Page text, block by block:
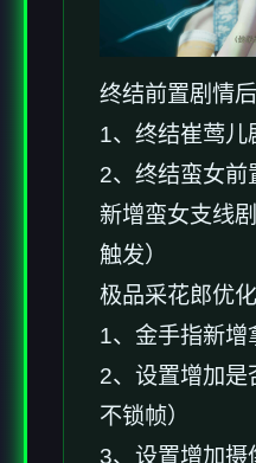
终结前置剧情后
1、终结崔莺儿
2、终结蛮女前
新增蛮女支线
触发）
极品采花郎优化
1、金手指新增
2、设置增加是
不锁帧）
3、设置增加摄